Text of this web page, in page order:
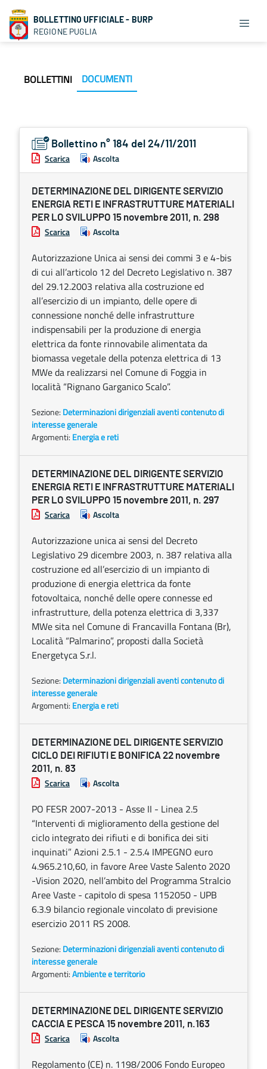
BOLLETTINO UFFICIALE - BURP
REGIONE PUGLIA
BOLLETTINI DOCUMENTI
Bollettino n° 184 del 24/11/2011
Scarica Ascolta
DETERMINAZIONE DEL DIRIGENTE SERVIZIO
ENERGIA RETI E INFRASTRUTTURE MATERIALI
PER LO SVILUPPO 15 novembre 2011, n. 298
Scarica Ascolta
Autorizzazione Unica ai sensi dei commi 3 e 4-bis
di cui all’articolo 12 del Decreto Legislativo n. 387
del 29.12.2003 relativa alla costruzione ed
all’esercizio di un impianto, delle opere di
connessione nonché delle infrastrutture
indispensabili per la produzione di energia
elettrica da fonte rinnovabile alimentata da
biomassa vegetale della potenza elettrica di 13
MWe da realizzarsi nel Comune di Foggia in
località “Rignano Garganico Scalo”.
Sezione: Determinazioni dirigenziali aventi contenuto di
interesse generale
Argomenti: Energia e reti
DETERMINAZIONE DEL DIRIGENTE SERVIZIO
ENERGIA RETI E INFRASTRUTTURE MATERIALI
PER LO SVILUPPO 15 novembre 2011, n. 297
Scarica Ascolta
Autorizzazione unica ai sensi del Decreto
Legislativo 29 dicembre 2003, n. 387 relativa alla
costruzione ed all’esercizio di un impianto di
produzione di energia elettrica da fonte
fotovoltaica, nonché delle opere connesse ed
infrastrutture, della potenza elettrica di 3,337
MWe sita nel Comune di Francavilla Fontana (Br),
Località “Palmarino”, proposti dalla Società
Energetyca S.r.l.
Sezione: Determinazioni dirigenziali aventi contenuto di
interesse generale
Argomenti: Energia e reti
DETERMINAZIONE DEL DIRIGENTE SERVIZIO
CICLO DEI RIFIUTI E BONIFICA 22 novembre
2011, n. 83
Scarica Ascolta
PO FESR 2007-2013 - Asse II - Linea 2.5
“Interventi di miglioramento della gestione del
ciclo integrato dei rifiuti e di bonifica dei siti
inquinati” Azioni 2.5.1 - 2.5.4 IMPEGNO euro
4.965.210,60, in favore Aree Vaste Salento 2020
-Vision 2020, nell’ambito del Programma Stralcio
Aree Vaste - capitolo di spesa 1152050 - UPB
6.3.9 bilancio regionale vincolato di previsione
esercizio 2011 RS 2008.
Sezione: Determinazioni dirigenziali aventi contenuto di
interesse generale
Argomenti:Ambiente e territorio
DETERMINAZIONE DEL DIRIGENTE SERVIZIO
CACCIA E PESCA 15 novembre 2011, n.163
Scarica Ascolta
Regolamento (CE) n. 1198/2006 Fondo Europeo